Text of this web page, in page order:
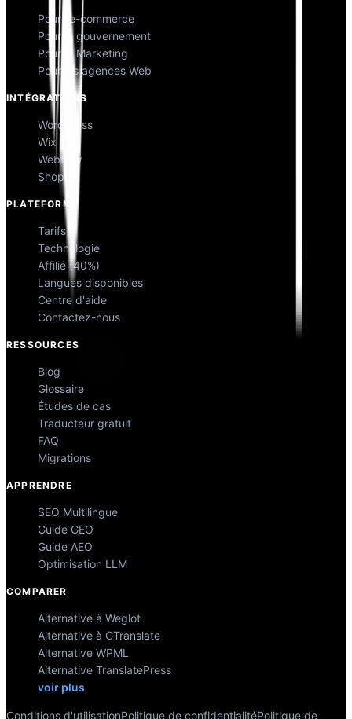
Pour l'e-commerce
Pour le gouvernement
Pour le Marketing
Pour les agences Web
INTÉGRATIONS
WordPress
Wix
Webflow
Shopify
PLATEFORME
Tarifs
Technologie
Affilié (40%)
Langues disponibles
Centre d'aide
Contactez-nous
RESSOURCES
Blog
Glossaire
Études de cas
Traducteur gratuit
FAQ
Migrations
APPRENDRE
SEO Multilingue
Guide GEO
Guide AEO
Optimisation LLM
COMPARER
Alternative à Weglot
Alternative à GTranslate
Alternative WPML
Alternative TranslatePress
voir plus
Conditions d'utilisationPolitique de confidentialitéPolitique de